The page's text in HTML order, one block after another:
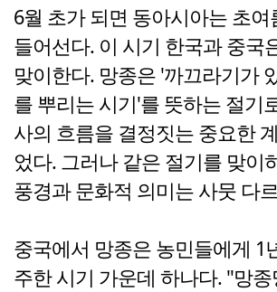
6월 초가 되면 동아시아는 초여
들어선다. 이 시기 한국과 중국
맞이한다. 망종은 '까끄라기가
를 뿌리는 시기'를 뜻하는 절기
사의 흐름을 결정짓는 중요한
었다. 그러나 같은 절기를 맞이
풍경과 문화적 의미는 사뭇 다
중국에서 망종은 농민들에게 1
주한 시기 가운데 하나다. "망